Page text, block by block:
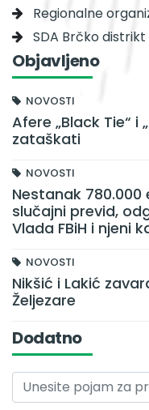
Regionalne
SDA Brčko distrikt
Objavljeno
NOVOSTI
Afere „Black Tie“ i
zataškati
NOVOSTI
Nestanak
slučajni previd,
Vlada FBiH i njeni
NOVOSTI
Nikšić i Lakić
Željezare
Dodatno